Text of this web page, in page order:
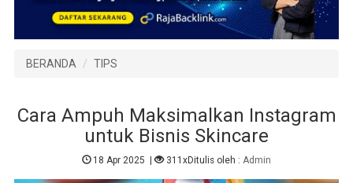
BERANDA TIPS
Cara Ampuh Maksimalkan Instagram
untuk Bisnis Skincare
18 Apr 2025 | 311xDitulis oleh :Admin